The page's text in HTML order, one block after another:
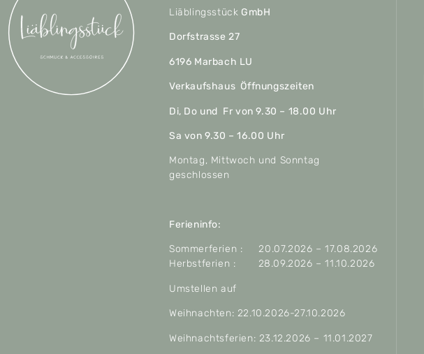
Liäblingsstück GmbH
Dorfstrasse 27
6196 Marbach LU
Verkaufshaus Öffnungszeiten
Di, Do und Fr von 9.30 – 18.00 Uhr
Sa von 9.30 – 16.00 Uhr
Montag, Mittwoch und Sonntag
geschlossen
Ferieninfo:
Sommerferien : 20.07.2026 – 17.08.2026
Herbstferien : 28.09.2026 – 11.10.2026
Umstellen auf
Weihnachten: 22.10.2026-27.10.2026
Weihnachtsferien: 23.12.2026 – 11.01.2027